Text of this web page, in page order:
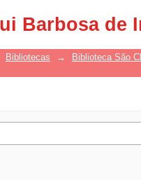
Barbosa de
Bibliotecas →
Biblioteca São